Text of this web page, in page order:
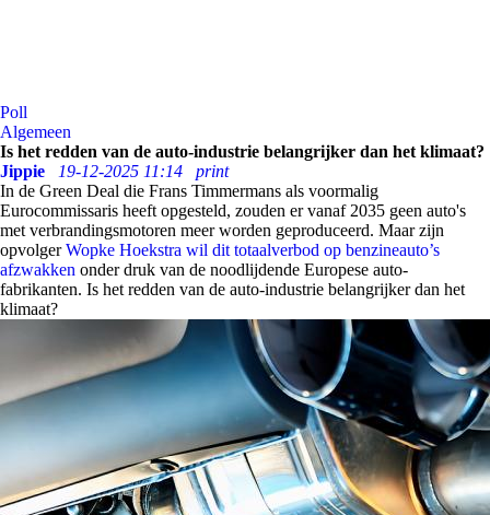
Poll
Algemeen
Is het redden van de auto-industrie belangrijker dan het klimaat?
Jippie
19-12-2025 11:14
print
In de Green Deal die Frans Timmermans als voormalig
Eurocommissaris heeft opgesteld, zouden er vanaf 2035 geen auto's
met verbrandingsmotoren meer worden geproduceerd. Maar zijn
opvolgerWopke Hoekstra wil dit totaalverbod op benzineauto’s
afzwakken onder druk van de noodlijdende Europese auto-
fabrikanten. Is het redden van de auto-industrie belangrijker dan het
klimaat?